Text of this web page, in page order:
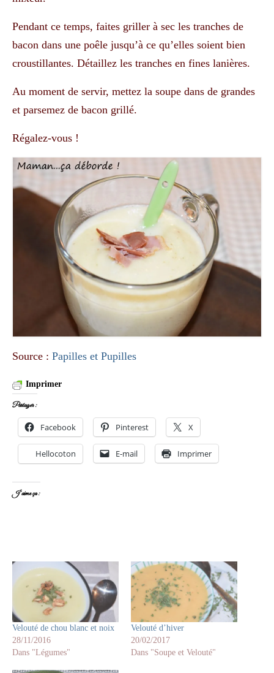
Pendant ce temps, faites griller à sec les tranches de
bacon dans une poêle jusqu’à ce qu’elles soient bien
croustillantes. Détaillez les tranches en fines lanières.
Au moment de servir, mettez la soupe dans de grandes
et parsemez de bacon grillé.
Régalez-vous !
Source : Papilles et Pupilles
Imprimer
Partager :
Facebook Pinterest X
Hellocoton E-mail Imprimer
J’aime ça :
Velouté de chou blanc et noix
28/11/2016
Dans "Légumes"
Velouté d’hiver
20/02/2017
Dans "Soupe et Velouté"